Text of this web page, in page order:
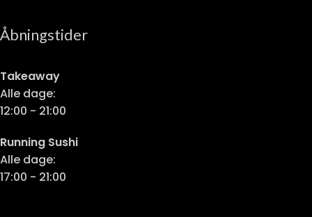
Åbningstider
Takeaway
Alle dage:
12:00 - 21:00
Running Sushi
Alle dage:
17:00 - 21:00